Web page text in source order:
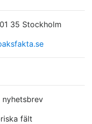
35 Stockholm
nyhetsbrev
fält